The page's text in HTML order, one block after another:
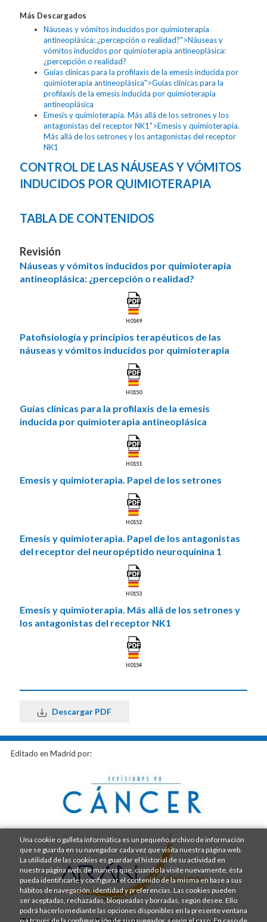
Más Descargados
Náuseas y vómitos inducidos por quimioterapia
antineoplásica: ¿percepción o realidad?">Náuseas y
vómitos inducidos por quimioterapia antineoplásica:
¿percepción o realidad?
Guías clínicas para la profilaxis de la emesis inducida por
quimioterapia antineoplásica">Guías clínicas para la
profilaxis de la emesis inducida por quimioterapia
antineoplásica
Emesis y quimioterapia. Más allá de los setrones y los
antagonistas del receptor NK1">Emesis y quimioterapia.
Más allá de los setrones y los antagonistas del receptor
NK1
CONTROL DE LAS NÁUSEAS Y VÓMITOS
INDUCIDOS POR QUIMIOTERAPIA
TABLA DE CONTENIDOS
Revisión
Náuseas y vómitos inducidos por quimioterapia
antineoplásica: ¿percepción o realidad?
H0149
Patofisiología y principios terapéuticos de las
náuseas y vómitos inducidos por quimioterapia
H0150
Guías clínicas para la profilaxis de la emesis
inducida por quimioterapia antineoplásica
H0151
Emesis y quimioterapia. Papel de los setrones
H0152
Emesis y quimioterapia. Papel de los antagonistas
del receptor del neuropéptido neuroquinina 1
H0153
Emesis y quimioterapia. Más allá de los setrones y
los antagonistas del receptor NK1
H0154
Descargar PDF
Editado en Madrid por:
Una cookie o galleta informática es un pequeño archivo de información
que se guarda en su navegador cada vez que visita nuestra página web.
La utilidad de las cookies es guardar el historial de su actividad en
nuestra página web, de manera que, cuando la visite nuevamente, ésta
pueda identificarle y configurar el contenido de la misma en base a sus
hábitos de navegación, identidad y preferencias. Las cookies pueden
ser aceptadas, rechazadas, bloqueadas y borradas, según desee. Ello
podrá hacerlo mediante las opciones disponibles en la presente ventana